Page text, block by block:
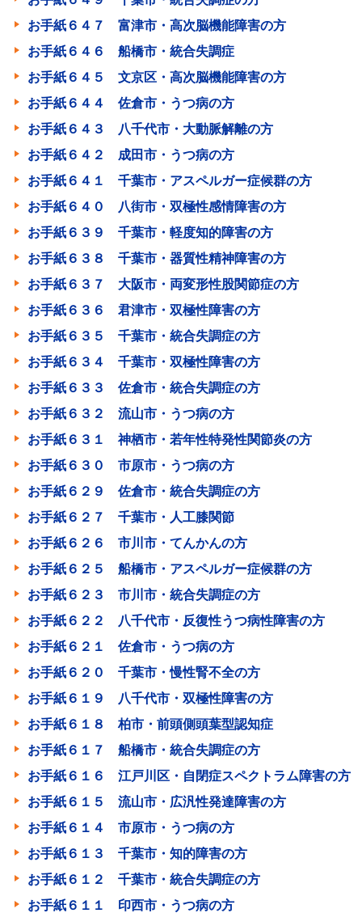
お手紙６４７ 富津市・高次脳機能障害の方
お手紙６４６ 船橋市・統合失調症
お手紙６４５ 文京区・高次脳機能障害の方
お手紙６４４ 佐倉市・うつ病の方
お手紙６４３ 八千代市・大動脈解離の方
お手紙６４２ 成田市・うつ病の方
お手紙６４１ 千葉市・アスペルガー症候群の方
お手紙６４０ 八街市・双極性感情障害の方
お手紙６３９ 千葉市・軽度知的障害の方
お手紙６３８ 千葉市・器質性精神障害の方
お手紙６３７ 大阪市・両変形性股関節症の方
お手紙６３６ 君津市・双極性障害の方
お手紙６３５ 千葉市・統合失調症の方
お手紙６３４ 千葉市・双極性障害の方
お手紙６３３ 佐倉市・統合失調症の方
お手紙６３２ 流山市・うつ病の方
お手紙６３１ 神栖市・若年性特発性関節炎の方
お手紙６３０ 市原市・うつ病の方
お手紙６２９ 佐倉市・統合失調症の方
お手紙６２７ 千葉市・人工膝関節
お手紙６２６ 市川市・てんかんの方
お手紙６２５ 船橋市・アスペルガー症候群の方
お手紙６２３ 市川市・統合失調症の方
お手紙６２２ 八千代市・反復性うつ病性障害の方
お手紙６２１ 佐倉市・うつ病の方
お手紙６２０ 千葉市・慢性腎不全の方
お手紙６１９ 八千代市・双極性障害の方
お手紙６１８ 柏市・前頭側頭葉型認知症
お手紙６１７ 船橋市・統合失調症の方
お手紙６１６ 江戸川区・自閉症スペクトラム障害の方
お手紙６１５ 流山市・広汎性発達障害の方
お手紙６１４ 市原市・うつ病の方
お手紙６１３ 千葉市・知的障害の方
お手紙６１２ 千葉市・統合失調症の方
お手紙６１１ 印西市・うつ病の方